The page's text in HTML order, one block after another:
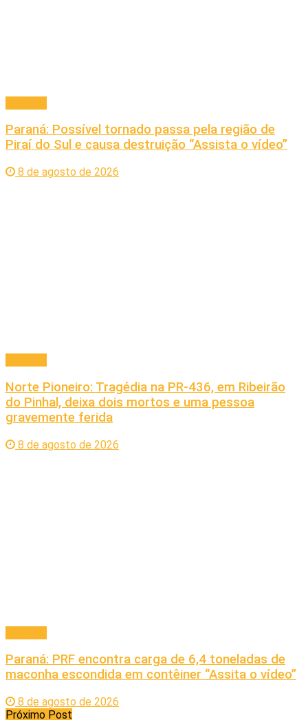
Paraná: Possível tornado passa pela região de
Piraí do Sul e causa destruição “Assista o vídeo”
8 de agosto de 2026
Norte Pioneiro: Tragédia na PR-436, em Ribeirão
do Pinhal, deixa dois mortos e uma pessoa
gravemente ferida
8 de agosto de 2026
Paraná: PRF encontra carga de 6,4 toneladas de
maconha escondida em contêiner “Assita o vídeo”
8 de agosto de 2026
Próximo Post